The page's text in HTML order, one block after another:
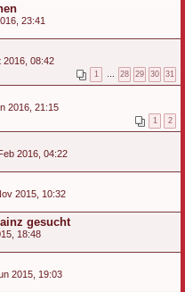
23:41
2016, 08:42
1 28 29 30 31
2016, 21:15
1 2
2016, 04:22
2015, 10:32
gesucht
18:48
2015, 19:03